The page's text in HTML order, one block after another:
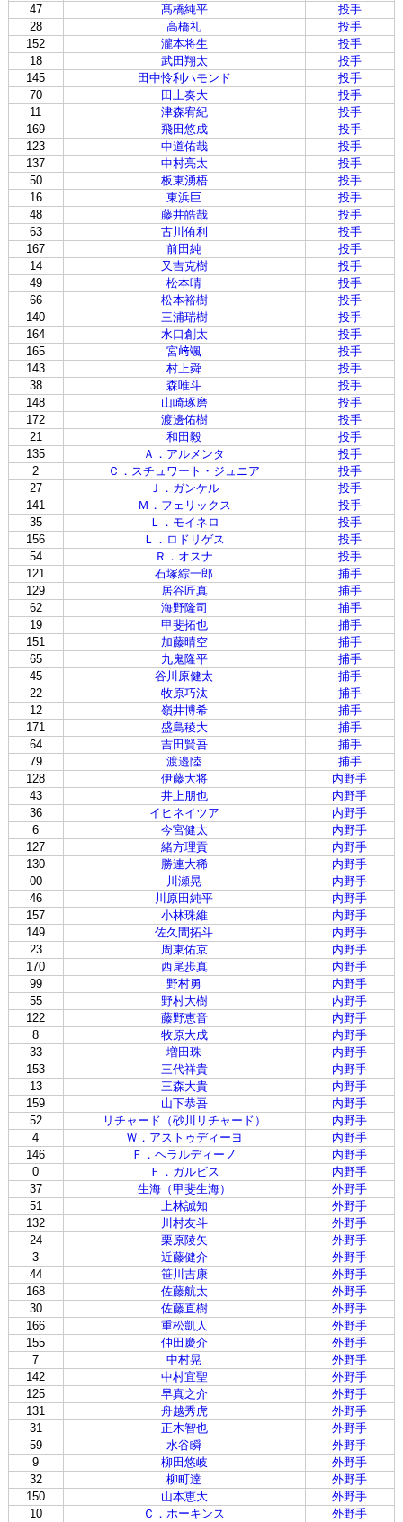
47 髙橋純平
投手
28
高橋礼
投手
152
瀧本将生
投手
18
武田翔太
投手
145
田中怜利ハモンド
投手
70
田上奏大
投手
11
津森宥紀
投手
169
飛田悠成
投手
123
中道佑哉
投手
137
中村亮太
投手
50
板東湧梧
投手
16
東浜巨
投手
48
藤井皓哉
投手
63
古川侑利
投手
167
前田純
投手
14
又吉克樹
投手
49
松本晴
投手
66
松本裕樹
投手
140
三浦瑞樹
投手
164
水口創太
投手
165
宮﨑颯
投手
143
村上舜
投手
38
森唯斗
投手
148
山崎琢磨
投手
172
渡邊佑樹
投手
21
和田毅
投手
135
Ａ．アルメンタ
投手
2
Ｃ．スチュワート・ジュニア
投手
27
Ｊ．ガンケル
投手
141
Ｍ．フェリックス
投手
35
Ｌ．モイネロ
投手
156
Ｌ．ロドリゲス
投手
54
Ｒ．オスナ
投手
121
石塚綜一郎
捕手
129
居谷匠真
捕手
62
海野隆司
捕手
19
甲斐拓也
捕手
151
加藤晴空
捕手
65
九鬼隆平
捕手
45
谷川原健太
捕手
22
牧原巧汰
捕手
12
嶺井博希
捕手
171
盛島稜大
捕手
64
吉田賢吾
捕手
79
渡邉陸
捕手
128
伊藤大将
内野手
43
井上朋也
内野手
36
イヒネイツア
内野手
6
今宮健太
内野手
127
緒方理貢
内野手
130
勝連大稀
内野手
00
川瀬晃
内野手
46
川原田純平
内野手
157
小林珠維
内野手
149
佐久間拓斗
内野手
23
周東佑京
内野手
170
西尾歩真
内野手
99
野村勇
内野手
55
野村大樹
内野手
122
藤野恵音
内野手
8
牧原大成
内野手
33
増田珠
内野手
153
三代祥貴
内野手
13
三森大貴
内野手
159
山下恭吾
内野手
52
リチャード（砂川リチャード）
内野手
4
Ｗ．アストゥディーヨ
内野手
146
Ｆ．ヘラルディーノ
内野手
0
Ｆ．ガルビス
内野手
37
生海（甲斐生海）
外野手
51
上林誠知
外野手
132
川村友斗
外野手
24
栗原陵矢
外野手
3
近藤健介
外野手
44
笹川吉康
外野手
168
佐藤航太
外野手
30
佐藤直樹
外野手
166
重松凱人
外野手
155
仲田慶介
外野手
7
中村晃
外野手
142
中村宜聖
外野手
125
早真之介
外野手
131
舟越秀虎
外野手
31
正木智也
外野手
59
水谷瞬
外野手
9
柳田悠岐
外野手
32
柳町達
外野手
150
山本恵大
外野手
10
Ｃ．ホーキンス
外野手